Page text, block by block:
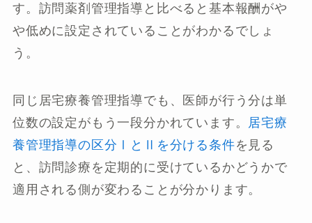
す。訪問薬剤管理指導と比べると基本報酬がや
や低めに設定されていることがわかるでしょ
う。
同じ居宅療養管理指導でも、医師が行う分は単
位数の設定がもう一段分かれています。 居宅療
養管理指導の区分ⅠとⅡを分ける条件を見る
と、訪問診療を定期的に受けているかどうかで
適用される側が変わることが分かります。